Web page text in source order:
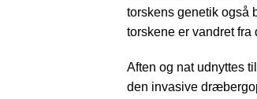
torskens genetik også
torskene er vandret
Aften og nat udnyttes
den invasive